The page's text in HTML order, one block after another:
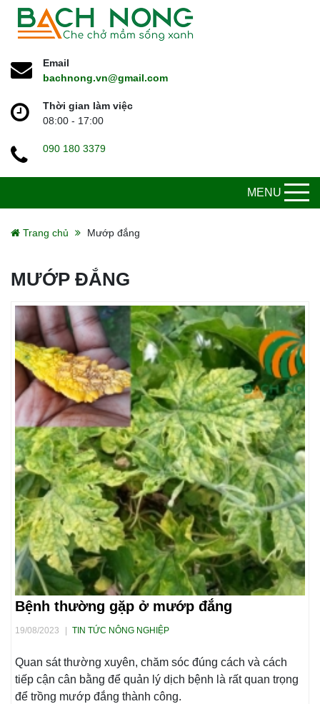
Email
bachnong.vn@gmail.com
Thời gian làm việc
08:00 - 17:00
090 180 3379
MENU
Trang chủ Mướp đắng
MƯỚP ĐẮNG
Bệnh thường gặp ở mướp đắng
19/08/2023 TIN TỨC NÔNG NGHIỆP
Quan sát thường xuyên, chăm sóc đúng cách và cách
tiếp cận cân bằng để quản lý dịch bệnh là rất quan trọng
để trồng mướp đắng thành công.